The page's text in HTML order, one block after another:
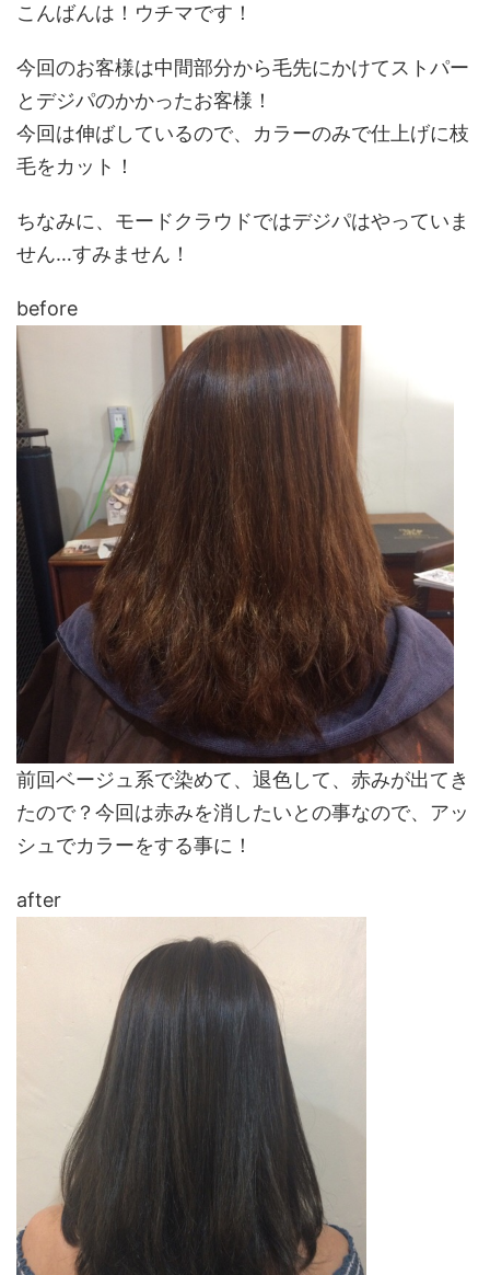
c
e
b
o
o
e
itt
er
er
e
st
こんばんは！ウチマです！
今回のお客様は中間部分から毛先にかけてストパー
とデジパのかかったお客様！
今回は伸ばしているので、カラーのみで仕上げに枝
毛をカット！
ちなみに、モードクラウドではデジパはやっていま
せん…すみません！
before
前回ベージュ系で染めて、退色して、赤みが出てき
たので？今回は赤みを消したいとの事なので、アッ
シュでカラーをする事に！
after